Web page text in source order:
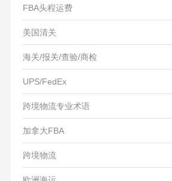
FBA头程运费
美国清关
海关/报关/查验/商检
UPS/FedEx
跨境物流专业术语
加拿大FBA
跨境物流